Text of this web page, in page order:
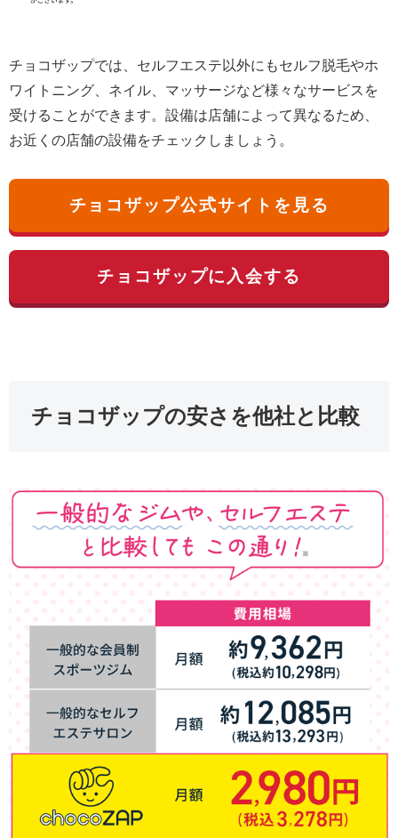
チョコザップでは、セルフエステ以外にもセルフ脱毛やホ
ワイトニング、ネイル、マッサージなど様々なサービスを
受けることができます。設備は店舗によって異なるため、
お近くの店舗の設備をチェックしましょう。
チョコザップ公式サイトを見る
チョコザップに入会する
チョコザップの安さを他社と比較